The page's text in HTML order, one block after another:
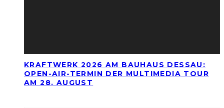
KRAFTWERK 2026 AM BAUHAUS DESSAU:
OPEN-AIR-TERMIN DER MULTIMEDIA TOUR
AM 28. AUGUST